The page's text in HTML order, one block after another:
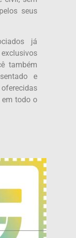
seus
já
também
e
em todo o